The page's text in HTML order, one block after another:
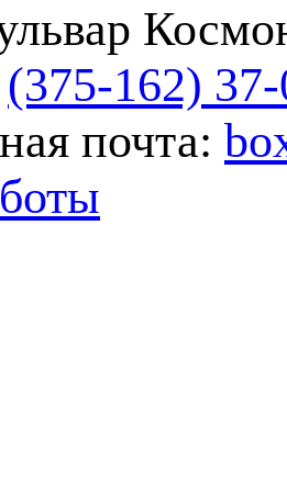
(375-162)
почта: